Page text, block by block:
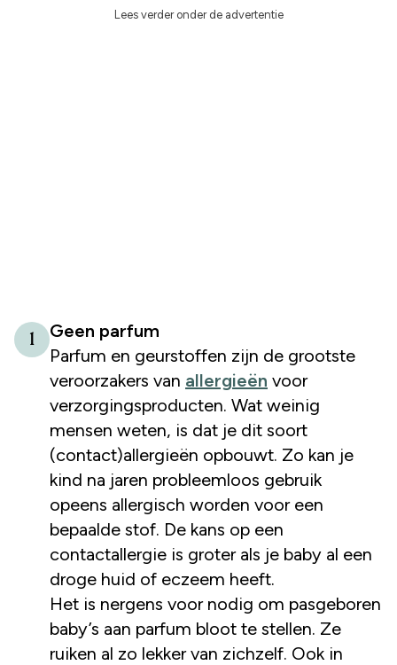
Lees verder onder de advertentie
1
Geen parfum
Parfum en geurstoffen zijn de grootste
veroorzakers van allergieën voor
verzorgingsproducten. Wat weinig
mensen weten, is dat je dit soort
(contact)allergieën opbouwt. Zo kan je
kind na jaren probleemloos gebruik
opeens allergisch worden voor een
bepaalde stof. De kans op een
contactallergie is groter als je baby al een
droge huid of eczeem heeft.
Het is nergens voor nodig om pasgeboren
baby’s aan parfum bloot te stellen. Ze
ruiken al zo lekker van zichzelf. Ook in